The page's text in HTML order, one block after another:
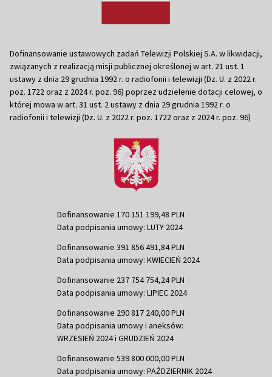
Dofinansowanie ustawowych zadań Telewizji Polskiej S.A. w likwidacji,
związanych z realizacją misji publicznej określonej w art. 21 ust. 1
ustawy z dnia 29 grudnia 1992 r. o radiofonii i telewizji (Dz. U. z 2022 r.
poz. 1722 oraz z 2024 r. poz. 96) poprzez udzielenie dotacji celowej, o
której mowa w art. 31 ust. 2 ustawy z dnia 29 grudnia 1992 r. o
radiofonii i telewizji (Dz. U. z 2022 r. poz. 1722 oraz z 2024 r. poz. 96)
Dofinansowanie 170 151 199,48 PLN
Data podpisania umowy: LUTY 2024
Dofinansowanie 391 856 491,84 PLN
Data podpisania umowy: KWIECIEŃ 2024
Dofinansowanie 237 754 754,24 PLN
Data podpisania umowy: LIPIEC 2024
Dofinansowanie 290 817 240,00 PLN
Data podpisania umowy i aneksów:
WRZESIEŃ 2024 i GRUDZIEŃ 2024
Dofinansowanie 539 800 000,00 PLN
Data podpisania umowy: PAŹDZIERNIK 2024